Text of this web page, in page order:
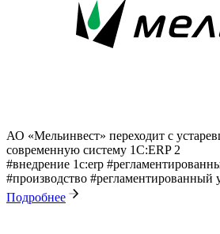
АО «Мельинвест» переходит с
современную систему 1С:ERP 2
#внедрение 1с:erp
#производство #регламентированный
Подробнее